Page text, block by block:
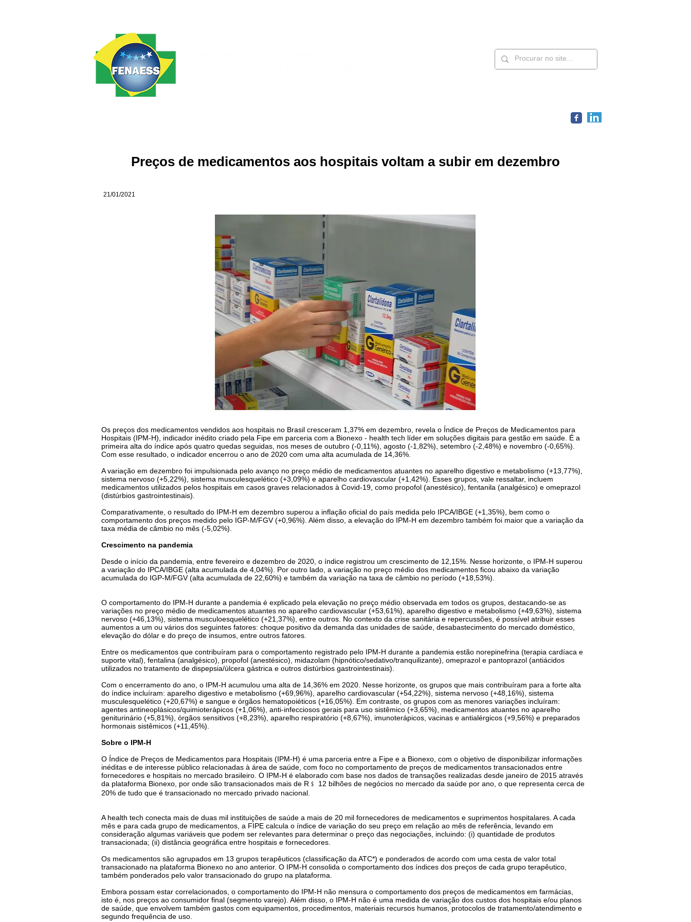
Preços de medicamentos aos hospitais voltam a subir em dezembro
21/01/2021
Os preços dos medicamentos vendidos aos hospitais no Brasil cresceram 1,37% em dezembro, revela o Índice de Preços de Medicamentos para
Hospitais (IPM-H), indicador inédito criado pela Fipe em parceria com a Bionexo - health tech líder em soluções digitais para gestão em saúde. É a
primeira alta do índice após quatro quedas seguidas, nos meses de outubro (-0,11%), agosto (-1,82%), setembro (-2,48%) e novembro (-0,65%).
Com esse resultado, o indicador encerrou o ano de 2020 com uma alta acumulada de 14,36%.
A variação em dezembro foi impulsionada pelo avanço no preço médio de medicamentos atuantes no aparelho digestivo e metabolismo (+13,77%),
sistema nervoso (+5,22%), sistema musculesquelético (+3,09%) e aparelho cardiovascular (+1,42%). Esses grupos, vale ressaltar, incluem
medicamentos utilizados pelos hospitais em casos graves relacionados à Covid-19, como propofol (anestésico), fentanila (analgésico) e omeprazol
(distúrbios gastrointestinais).
Comparativamente, o resultado do IPM-H em dezembro superou a inflação oficial do país medida pelo IPCA/IBGE (+1,35%), bem como o
comportamento dos preços medido pelo IGP-M/FGV (+0,96%). Além disso, a elevação do IPM-H em dezembro também foi maior que a variação da
taxa média de câmbio no mês (-5,02%).
Crescimento na pandemia
Desde o início da pandemia, entre fevereiro e dezembro de 2020, o índice registrou um crescimento de 12,15%. Nesse horizonte, o IPM-H superou
a variação do IPCA/IBGE (alta acumulada de 4,04%). Por outro lado, a variação no preço médio dos medicamentos ficou abaixo da variação
acumulada do IGP-M/FGV (alta acumulada de 22,60%) e também da variação na taxa de câmbio no período (+18,53%).
O comportamento do IPM-H durante a pandemia é explicado pela elevação no preço médio observada em todos os grupos, destacando-se as
variações no preço médio de medicamentos atuantes no aparelho cardiovascular (+53,61%), aparelho digestivo e metabolismo (+49,63%), sistema
nervoso (+46,13%), sistema musculoesquelético (+21,37%), entre outros. No contexto da crise sanitária e repercussões, é possível atribuir esses
aumentos a um ou vários dos seguintes fatores: choque positivo da demanda das unidades de saúde, desabastecimento do mercado doméstico,
elevação do dólar e do preço de insumos, entre outros fatores.
Entre os medicamentos que contribuíram para o comportamento registrado pelo IPM-H durante a pandemia estão norepinefrina (terapia cardíaca e
suporte vital), fentalina (analgésico), propofol (anestésico), midazolam (hipnótico/sedativo/tranquilizante), omeprazol e pantoprazol (antiácidos
utilizados no tratamento de dispepsia/úlcera gástrica e outros distúrbios gastrointestinais).
Com o encerramento do ano, o IPM-H acumulou uma alta de 14,36% em 2020. Nesse horizonte, os grupos que mais contribuíram para a forte alta
do índice incluíram: aparelho digestivo e metabolismo (+69,96%), aparelho cardiovascular (+54,22%), sistema nervoso (+48,16%), sistema
musculesquelético (+20,67%) e sangue e órgãos hematopoiéticos (+16,05%). Em contraste, os grupos com as menores variações incluíram:
agentes antineoplásicos/quimioterápicos (+1,06%), anti-infecciosos gerais para uso sistêmico (+3,65%), medicamentos atuantes no aparelho
geniturinário (+5,81%), órgãos sensitivos (+8,23%), aparelho respiratório (+8,67%), imunoterápicos, vacinas e antialérgicos (+9,56%) e preparados
hormonais sistêmicos (+11,45%).
Sobre o IPM-H
O Índice de Preços de Medicamentos para Hospitais (IPM-H) é uma parceria entre a Fipe e a Bionexo, com o objetivo de disponibilizar informações
inéditas e de interesse público relacionadas à área de saúde, com foco no comportamento de preços de medicamentos transacionados entre
fornecedores e hospitais no mercado brasileiro. O IPM-H é elaborado com base nos dados de transações realizadas desde janeiro de 2015 através
da plataforma Bionexo, por onde são transacionados mais de R﹩ 12 bilhões de negócios no mercado da saúde por ano, o que representa cerca de
20% de tudo que é transacionado no mercado privado nacional.
A health tech conecta mais de duas mil instituições de saúde a mais de 20 mil fornecedores de medicamentos e suprimentos hospitalares. A cada
mês e para cada grupo de medicamentos, a FIPE calcula o índice de variação do seu preço em relação ao mês de referência, levando em
consideração algumas variáveis que podem ser relevantes para determinar o preço das negociações, incluindo: (i) quantidade de produtos
transacionada; (ii) distância geográfica entre hospitais e fornecedores.
Os medicamentos são agrupados em 13 grupos terapêuticos (classificação da ATC*) e ponderados de acordo com uma cesta de valor total
transacionado na plataforma Bionexo no ano anterior. O IPM-H consolida o comportamento dos índices dos preços de cada grupo terapêutico,
também ponderados pelo valor transacionado do grupo na plataforma.
Embora possam estar correlacionados, o comportamento do IPM-H não mensura o comportamento dos preços de medicamentos em farmácias,
isto é, nos preços ao consumidor final (segmento varejo). Além disso, o IPM-H não é uma medida de variação dos custos dos hospitais e/ou planos
de saúde, que envolvem também gastos com equipamentos, procedimentos, materiais recursos humanos, protocolos de tratamento/atendimento e
segundo frequência de uso.